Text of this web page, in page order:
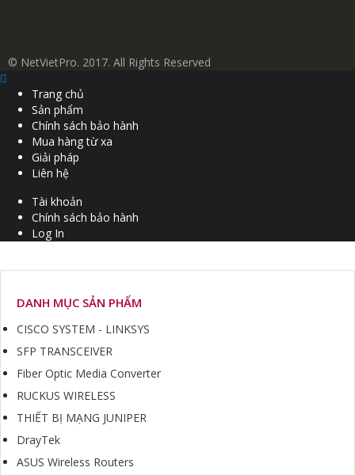
© NetVietPro. 2017. All Rights Reserved
Trang chủ
Sản phẩm
Chính sách bảo hành
Mua hàng từ xa
Giải pháp
Liên hệ
Tài khoản
Chính sách bảo hành
Log In
DANH MỤC SẢN PHẨM
CISCO SYSTEM - LINKSYS
SFP TRANSCEIVER
Fiber Optic Media Converter
RUCKUS WIRELESS
THIẾT BỊ MẠNG JUNIPER
DrayTek
ASUS Wireless Routers